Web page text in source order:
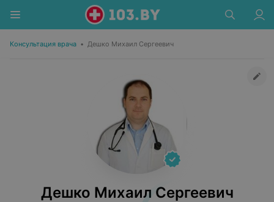
Консультация врача • Дешко Михаил Сергеевич
Дешко Михаил Сергеевич